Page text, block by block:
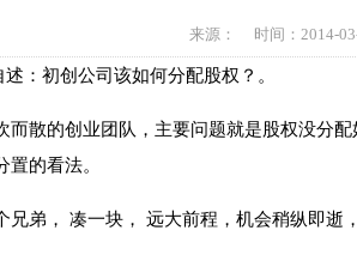
来源： 时间：2014-
述：初创公司该如何分配股权？。
而散的创业团队，主要问题就是股权没分
置的看法。
兄弟， 凑一块， 远大前程，机会稍纵即逝